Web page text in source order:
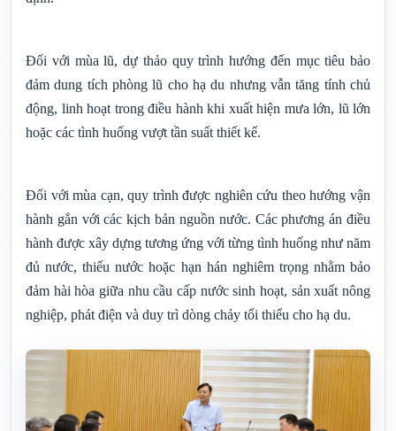
Đối với mùa lũ, dự thảo quy trình hướng đến mục tiêu bảo
đảm dung tích phòng lũ cho hạ du nhưng vẫn tăng tính chủ
động, linh hoạt trong điều hành khi xuất hiện mưa lớn, lũ lớn
hoặc các tình huống vượt tần suất thiết kế.
Đối với mùa cạn, quy trình được nghiên cứu theo hướng vận
hành gắn với các kịch bản nguồn nước. Các phương án điều
hành được xây dựng tương ứng với từng tình huống như năm
đủ nước, thiếu nước hoặc hạn hán nghiêm trọng nhằm bảo
đảm hài hòa giữa nhu cầu cấp nước sinh hoạt, sản xuất nông
nghiệp, phát điện và duy trì dòng chảy tối thiểu cho hạ du.